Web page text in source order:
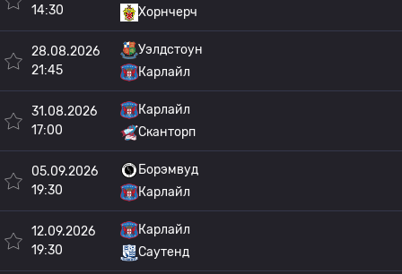
14:30
Хорнчерч
28.08.2026
21:45
Уэлдстоун
Карлайл
31.08.2026
17:00
Карлайл
Сканторп
05.09.2026
19:30
Борэмвуд
Карлайл
12.09.2026
19:30
Карлайл
Саутенд